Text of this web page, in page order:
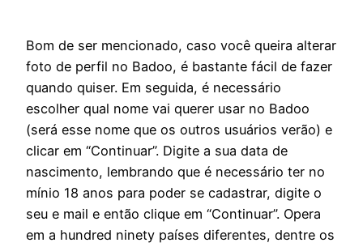
Bom de ser mencionado, caso você queira alterar
foto de perfil no Badoo, é bastante fácil de fazer
quando quiser. Em seguida, é necessário
escolher qual nome vai querer usar no Badoo
(será esse nome que os outros usuários verão) e
clicar em “Continuar”. Digite a sua data de
nascimento, lembrando que é necessário ter no
mínio 18 anos para poder se cadastrar, digite o
seu e mail e então clique em “Continuar”. Opera
em a hundred ninety países diferentes, dentre os